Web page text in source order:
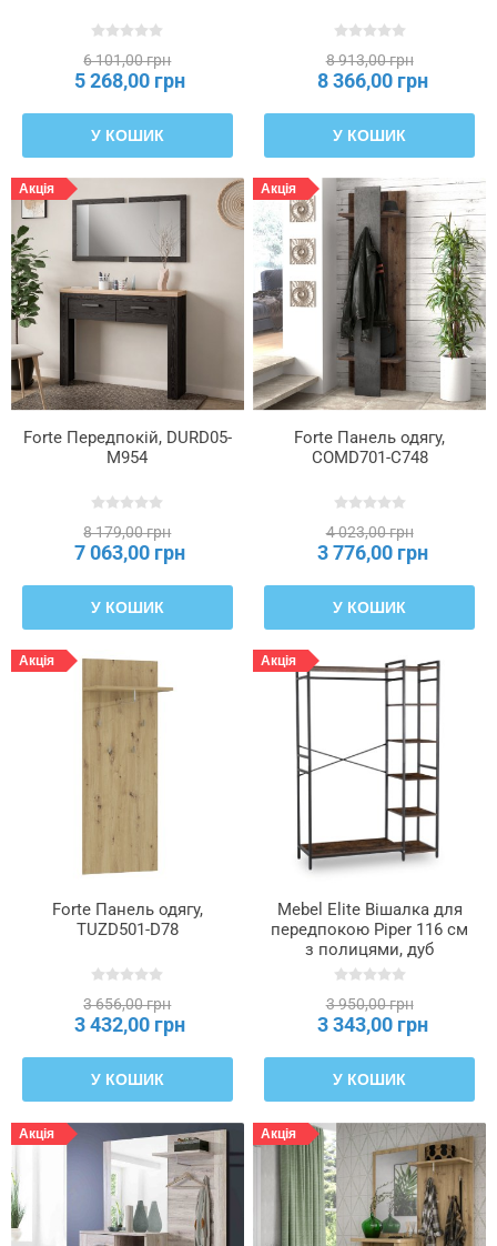
6 101,00 грн
5 268,00 грн
У КОШИК
8 913,00 грн
8 366,00 грн
У КОШИК
Акція
Forte Передпокій, DURD05-
M954
8 179,00 грн
7 063,00 грн
У КОШИК
Акція
Forte Панель одягу,
COMD701-C748
4 023,00 грн
3 776,00 грн
У КОШИК
Акція
Forte Панель одягу,
TUZD501-D78
3 656,00 грн
3 432,00 грн
У КОШИК
Акція
Mebel Elite Вішалка для
передпокою Piper 116 см
з полицями, дуб
рустикальний/чорний,
3 950,00 грн
3 343,00 грн
У КОШИК
Акція Акція